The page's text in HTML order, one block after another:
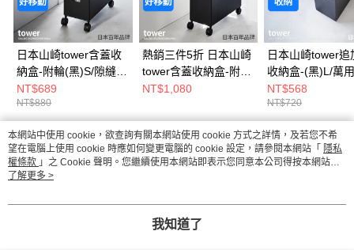
日本山崎tower含蓋收
納盒-附輪(黑)S/隙縫推
車/儲物盒/隙縫櫃
NT$689
NT$880
熱銷三件5折 日本山崎
tower含蓋收納盒-附輪
(黑)L/隙縫推車/儲物盒/
NT$1,080
日本山崎tower追
收納盒-(黑)L/萬
盒/手把收納盒/儲
NT$568
NT$720
熱門標籤
本網站中使用 cookie，欲查詢有關本網站使用 cookie 方式之詳情，及若您不希
望在電腦上使用 cookie 時應如何變更電腦的 cookie 設定，請參閱本網站「 隱私
權條款 」之 Cookie 聲明。您繼續使用本網站即表示您同意本公司得按本網站使
用條款之 Cookie 聲明使用 cookie。
了解更多 >
我知道了